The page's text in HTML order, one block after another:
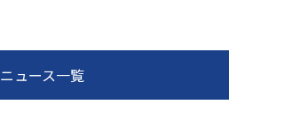
ニュース一覧